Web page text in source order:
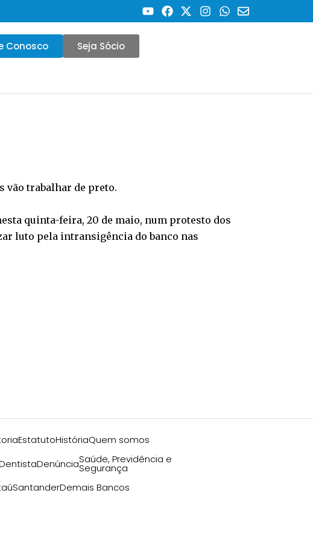
Conosco Seja Sócio
vão trabalhar de preto.
quinta-feira, 20 de maio, num protesto dos
luto pela intransigência do banco nas
EstatutoHistóriaQuem somos
DenúnciaSaúde, Previdência e
Segurança
SantanderDemais Bancos